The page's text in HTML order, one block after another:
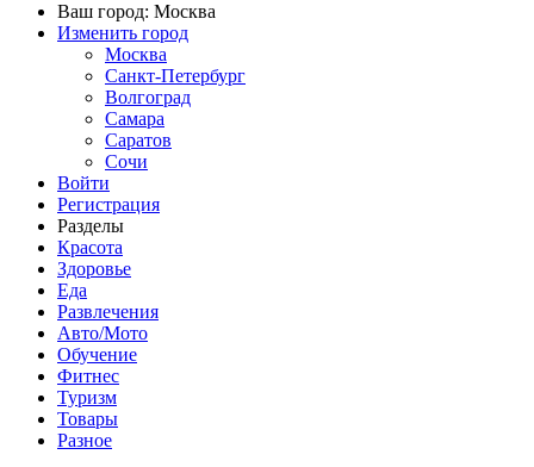
Ваш город: Москва
Изменить город
Москва
Санкт-Петербург
Волгоград
Самара
Саратов
Сочи
Войти
Регистрация
Разделы
Красота
Здоровье
Еда
Развлечения
Авто/Мото
Обучение
Фитнес
Туризм
Товары
Разное